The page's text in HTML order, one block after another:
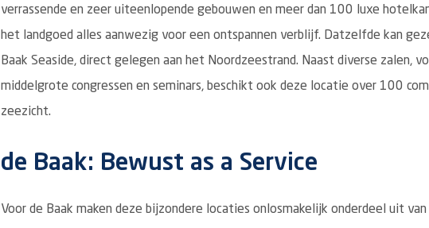
verrassende en zeer uiteenlopende gebouwen en meer dan 100 luxe
het landgoed alles aanwezig voor een ontspannen verblijf. Datzelfde kan
Baak Seaside, direct gelegen aan het Noordzeestrand. Naast diverse zalen,
middelgrote congressen en seminars, beschikt ook deze locatie over 100
zeezicht.
de Baak: Bewust as a Service
Voor de Baak maken deze bijzondere locaties onlosmakelijk onderdeel uit van